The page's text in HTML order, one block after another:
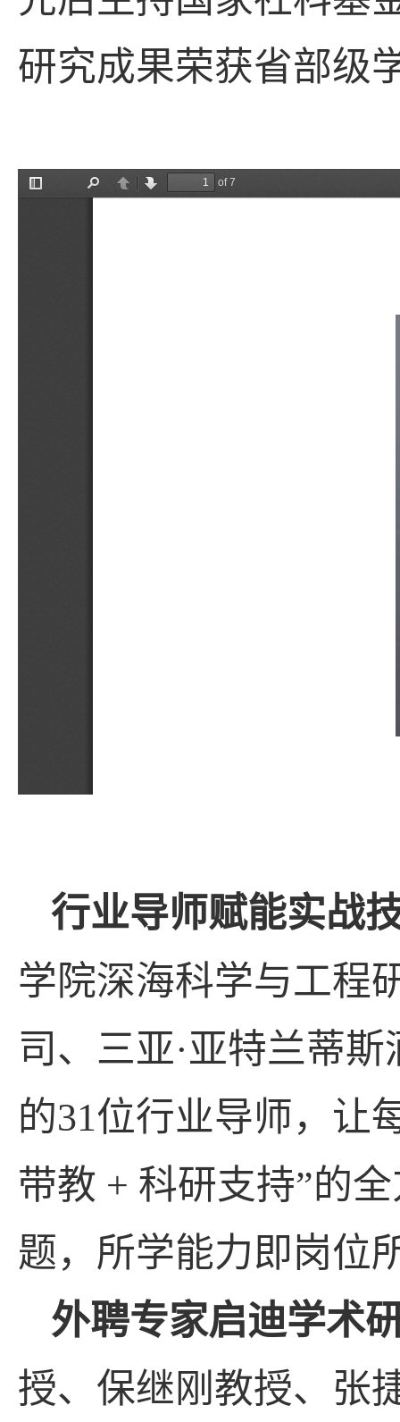
研究成果荣获省部级
行业导师赋能实战
学院深海科学与工程
司、三亚·亚特兰蒂斯
的31位行业导师，让
带教 + 科研支持”的
题，所学能力即岗位
外聘专家启迪学术
授、保继刚教授、张